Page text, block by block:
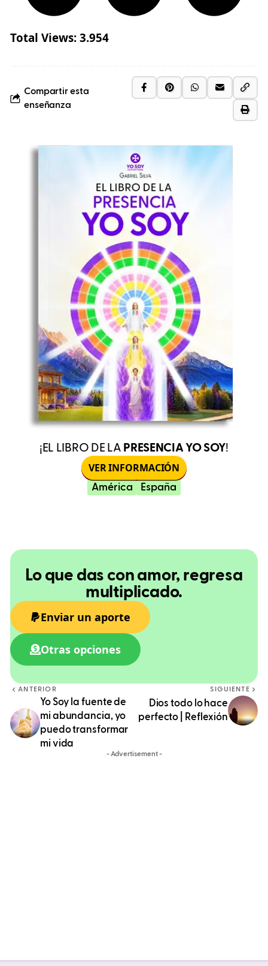
Total Views:3.954
Compartir esta
enseñanza
¡EL LIBRO DE LA PRESENCIA YO SOY!
VER INFORMACIÓN
América España
Lo que das con amor, regresa
multiplicado.
Enviar un aporte
Otras opciones
ANTERIOR
Yo Soy la fuente de
mi abundancia, yo
puedo transformar
mi vida
SIGUIENTE
Dios todo lo hace
perfecto | Reflexión
- Advertisement -